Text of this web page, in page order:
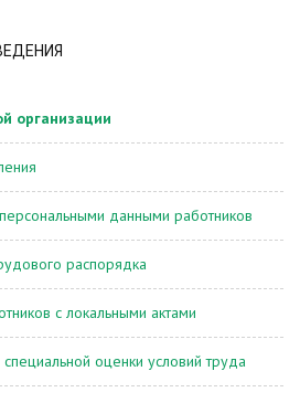
организации
данными работников
распорядка
с локальными актами
оценки условий труда